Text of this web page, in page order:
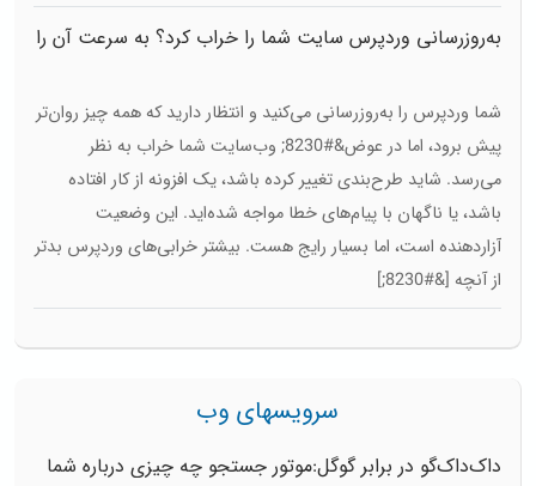
به‌روزرسانی وردپرس سایت شما را خراب کرد؟ به سرعت آن را
شما وردپرس را به‌روزرسانی می‌کنید و انتظار دارید که همه چیز روان‌تر
پیش برود، اما در عوض&#8230; وب‌سایت شما خراب به نظر
می‌رسد. شاید طرح‌بندی تغییر کرده باشد، یک افزونه از کار افتاده
باشد، یا ناگهان با پیام‌های خطا مواجه شده‌اید. این وضعیت
آزاردهنده است، اما بسیار رایج هست. بیشتر خرابی‌های وردپرس بدتر
از آنچه [&#8230;]
سرویسهای وب
داک‌داک‌گو در برابر گوگل:موتور جستجو چه چیزی درباره شما